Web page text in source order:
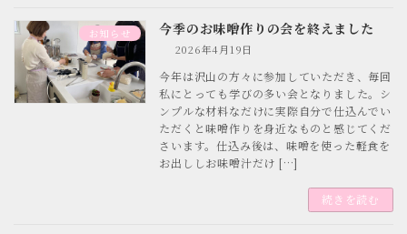
お知らせ 今季のお味噌作りの会を終えました
2026年4月19日
今年は沢山の方々に参加していただき、毎回
私にとっても学びの多い会となりました。シ
ンプルな材料なだけに実際自分で仕込んでい
ただくと味噌作りを身近なものと感じてくだ
さいます。仕込み後は、味噌を使った軽食を
お出ししお味噌汁だけ […]
続きを読む